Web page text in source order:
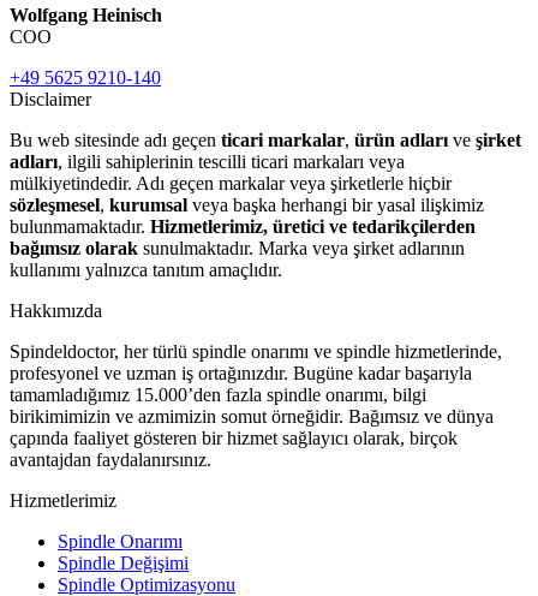
Wolfgang Heinisch
COO
+49 5625 9210-140
Disclaimer
Bu web sitesinde adı geçen ticari markalar, ürün adları ve şirket
adları, ilgili sahiplerinin tescilli ticari markaları veya
mülkiyetindedir. Adı geçen markalar veya şirketlerle hiçbir
sözleşmesel, kurumsal veya başka herhangi bir yasal ilişkimiz
bulunmamaktadır. Hizmetlerimiz, üretici ve tedarikçilerden
bağımsız olarak sunulmaktadır. Marka veya şirket adlarının
kullanımı yalnızca tanıtım amaçlıdır.
Hakkımızda
Spindeldoctor, her türlü spindle onarımı ve spindle hizmetlerinde,
profesyonel ve uzman iş ortağınızdır. Bugüne kadar başarıyla
tamamladığımız 15.000’den fazla spindle onarımı, bilgi
birikimimizin ve azmimizin somut örneğidir. Bağımsız ve dünya
çapında faaliyet gösteren bir hizmet sağlayıcı olarak, birçok
avantajdan faydalanırsınız.
Hizmetlerimiz
Spindle Onarımı
Spindle Değişimi
Spindle Optimizasyonu